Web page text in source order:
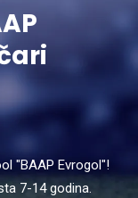
"BAAP Evrogol"!
7-14 godina.